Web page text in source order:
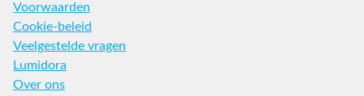
Voorwaarden
Cookie-beleid
Veelgestelde vragen
Lumidora
Over ons